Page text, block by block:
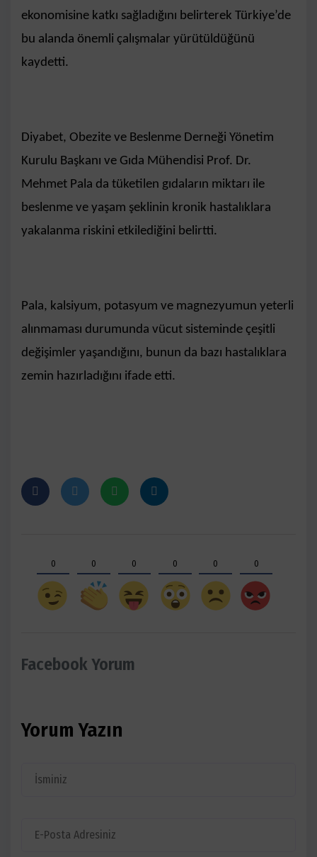
ekonomisine katkı sağladığını belirterek Türkiye’de
bu alanda önemli çalışmalar yürütüldüğünü
kaydetti.
Diyabet, Obezite ve Beslenme Derneği Yönetim
Kurulu Başkanı ve Gıda Mühendisi Prof. Dr.
Mehmet Pala da tüketilen gıdaların miktarı ile
beslenme ve yaşam şeklinin kronik hastalıklara
yakalanma riskini etkilediğini belirtti.
Pala, kalsiyum, potasyum ve magnezyumun yeterli
alınmaması durumunda vücut sisteminde çeşitli
değişimler yaşandığını, bunun da bazı hastalıklara
zemin hazırladığını ifade etti.
0 0 0 0 0 0
Facebook Yorum
Yorum Yazın